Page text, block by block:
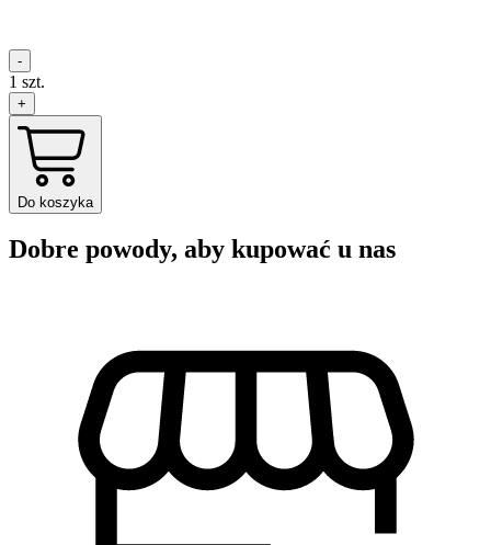
-
1 szt.
+
Do koszyka
Dobre powody, aby kupować u nas